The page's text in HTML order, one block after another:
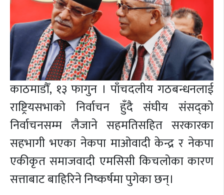
काठमाडौँ, १३ फागुन । पाँचदलीय गठबन्धनलाई
राष्ट्रियसभाको निर्वाचन हुँदै संघीय संसद्को
निर्वाचनसम्म लैजाने सहमतिसहित सरकारका
सहभागी भएका नेकपा माओवादी केन्द्र र नेकपा
एकीकृत समाजवादी एमसिसी किचलोका कारण
सत्ताबाट बाहिरिने निष्कर्षमा पुगेका छन्।